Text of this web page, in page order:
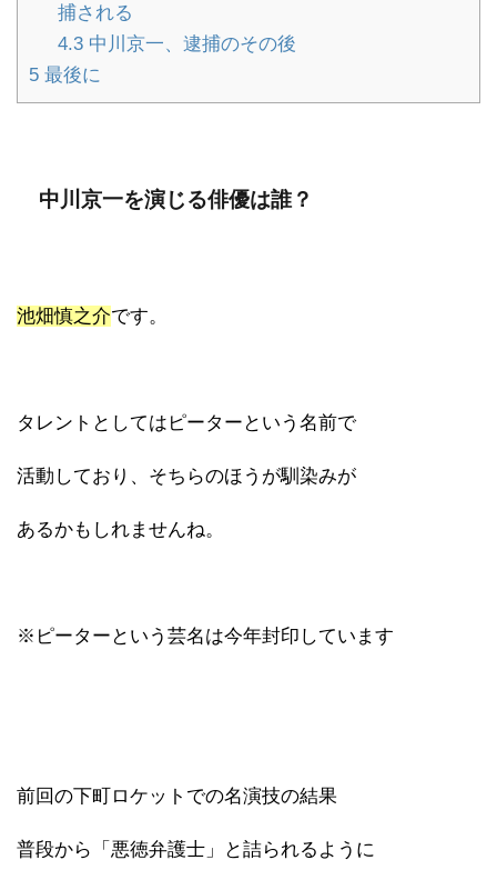
捕される
4.3中川京一、逮捕のその後
5 最後に
中川京一を演じる俳優は誰？
池畑慎之介です。
タレントとしてはピーターという名前で
活動しており、そちらのほうが馴染みが
あるかもしれませんね。
※ピーターという芸名は今年封印しています
前回の下町ロケットでの名演技の結果
普段から「悪徳弁護士」と詰られるように